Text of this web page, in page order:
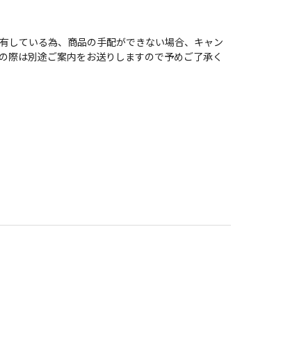
している為、商品の手配ができない場合、キャン
際は別途ご案内をお送りしますので予めご了承く